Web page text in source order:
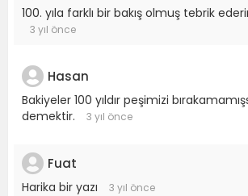
100. yıla farklı bir bakış olmuş tebrik
3 yıl önce
Hasan
Bakiyeler 100 yıldır peşimizi
demektir.
3 yıl önce
Fuat
Harika bir yazı 3 yıl önce